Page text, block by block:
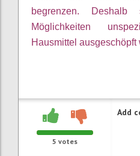
begrenzen.
Möglichkeiten
Hausmittel ausgeschöpft
5 votes
Add